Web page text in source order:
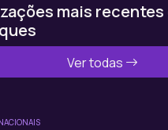
mais recentes
Ver todas